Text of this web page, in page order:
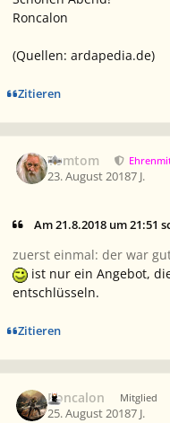
Roncalon
(Quellen: ardapedia.de)
Zitieren
Tomtom
23. August 20187 J.
Am 21.8.2018 um 21:51
zuerst einmal: der war
ist nur ein Angebot,
entschlüsseln.
Zitieren
Roncalon Mitglied
25. August 20187 J.